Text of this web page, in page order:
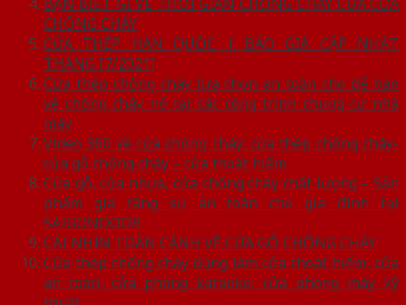
BẠN BIẾT GÌ VỀ THỜI GIAN CHỐNG CHÁY CỦA CỬA
CHỐNG CHÁY
CỬA THÉP HÀN QUỐC | BÁO GIÁ CẬP NHẬT
THÁNG [7/2021]
Cửa thép chống cháy lựa chọn an toàn cho để bảo
vệ chống cháy nổ tại các công trình chung cư nhà
máy
Video 360 về cửa chống cháy: cửa thép chống cháy-
cửa gỗ chống cháy – cửa thoát hiểm
Cửa gỗ, cửa nhựa, cửa chống cháy chất lượng – Sản
phẩm gia tăng sự an toàn cho gia đình tại
SAIGONDOOR
CÁI NHÌN TOÀN CẢNH VỀ CỬA GỖ CHỐNG CHÁY
Cửa thép chống cháy dùng làm cửa thoát hiểm, cửa
an toàn, cửa phòng karaoke, cửa phòng máy kỹ